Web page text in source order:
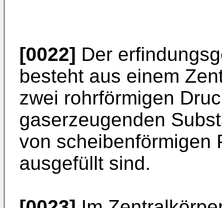
[0022] Der
besteht aus einem
zwei rohrförmigen
gaserzeugenden
von scheibenförmigen
ausgefüllt sind.